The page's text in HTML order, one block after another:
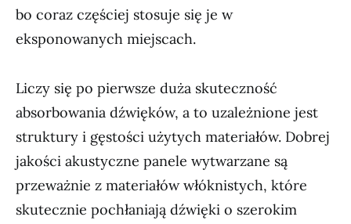
bo coraz częściej stosuje się je w
eksponowanych miejscach.
Liczy się po pierwsze duża skuteczność
absorbowania dźwięków, a to uzależnione jest
struktury i gęstości użytych materiałów. Dobrej
jakości akustyczne panele wytwarzane są
przeważnie z materiałów włóknistych, które
skutecznie pochłaniają dźwięki o szerokim